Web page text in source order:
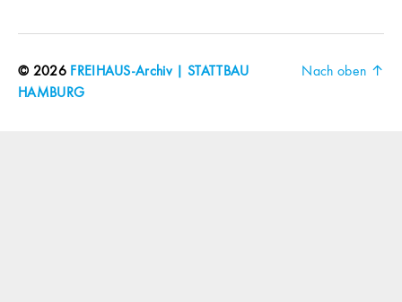
© 2026 FREIHAUS-Archiv | STATTBAU
HAMBURG
Nach oben ↑